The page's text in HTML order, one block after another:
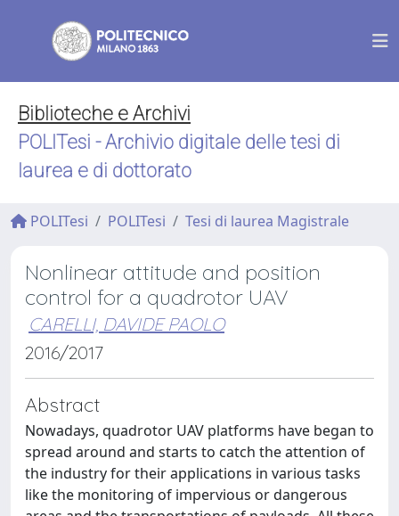
Biblioteche e Archivi
POLITesi - Archivio digitale delle tesi di
laurea e di dottorato
POLITesi POLITesi Tesi di laurea Magistrale
Nonlinear attitude and position
control for a quadrotor UAV
CARELLI, DAVIDE PAOLO
2016/2017
Abstract
Nowadays, quadrotor UAV platforms have began to
spread around and starts to catch the attention of
the industry for their applications in various tasks
like the monitoring of impervious or dangerous